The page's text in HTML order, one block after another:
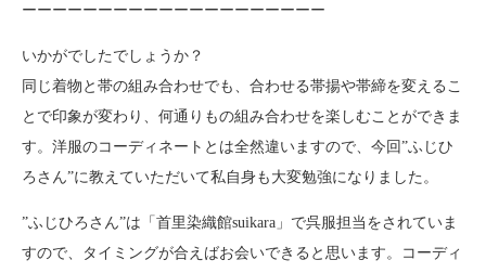
ーーーーーーーーーーーーーーーーーーーー
いかがでしたでしょうか？
同じ着物と帯の組み合わせでも、合わせる帯揚や帯締を変えるこ
とで印象が変わり、何通りもの組み合わせを楽しむことができま
す。洋服のコーディネートとは全然違いますので、今回”ふじひ
ろさん”に教えていただいて私自身も大変勉強になりました。
”ふじひろさん”は「首里染織館suikara」で呉服担当をされていま
すので、タイミングが合えばお会いできると思います。コーディ